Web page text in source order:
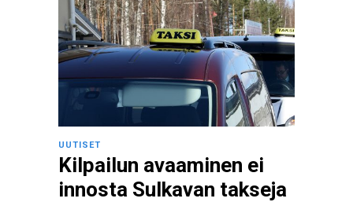
UUTISET
Kilpailun avaaminen ei
innosta Sulkavan takseja